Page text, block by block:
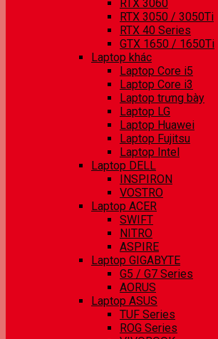
RTX 3060
RTX 3050 / 3050Ti
RTX 40 Series
GTX 1650 / 1650Ti
Laptop khác
Laptop Core i5
Laptop Core i3
Laptop trưng bày
Laptop LG
Laptop Huawei
Laptop Fujitsu
Laptop Intel
Laptop DELL
INSPIRON
VOSTRO
Laptop ACER
SWIFT
NITRO
ASPIRE
Laptop GIGABYTE
G5 / G7 Series
AORUS
Laptop ASUS
TUF Series
ROG Series